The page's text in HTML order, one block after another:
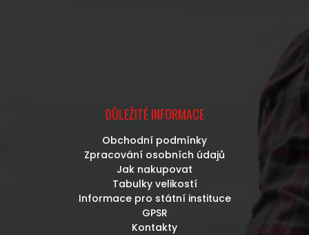
DŮLEŽITÉ INFORMACE
Obchodní podmínky
Zpracování osobních údajů
Jak nakupovat
Tabulky velikostí
Informace pro státní instituce
GPSR
Kontakty